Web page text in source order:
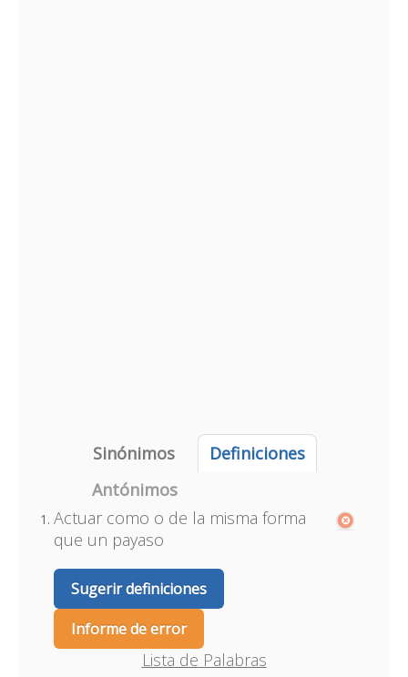
Sinónimos
Definiciones
Antónimos
Actuar como o de la misma forma
que un payaso
Sugerir definiciones
Informe de error
Lista de Palabras